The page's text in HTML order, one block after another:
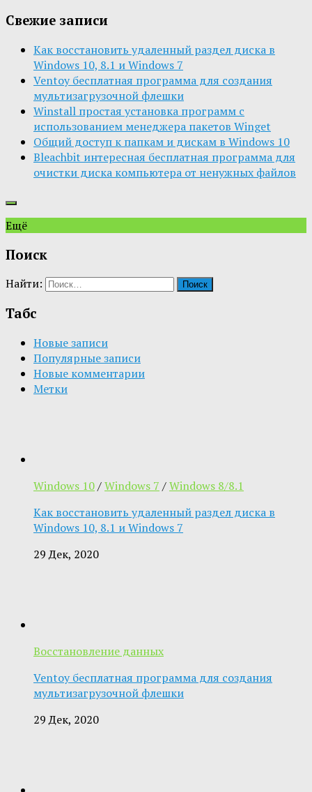
Свежие записи
Как восстановить удаленный раздел диска в
Windows 10, 8.1 и Windows 7
Ventoy бесплатная программа для создания
мультизагрузочной флешки
Winstall простая установка программ с
использованием менеджера пакетов Winget
Общий доступ к папкам и дискам в Windows 10
Bleachbit интересная бесплатная программа для
очистки диска компьютера от ненужных файлов
Ещё
Поиск
Найти:
Табс
Новые записи
Популярные записи
Новые комментарии
Метки
Windows 10/Windows 7 /Windows 8/8.1
Как восстановить удаленный раздел диска в
Windows 10, 8.1 и Windows 7
29 Дек, 2020
Восстановление данных
Ventoy бесплатная программа для создания
мультизагрузочной флешки
29 Дек, 2020